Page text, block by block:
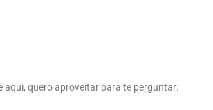
aqui, quero aproveitar para te perguntar: